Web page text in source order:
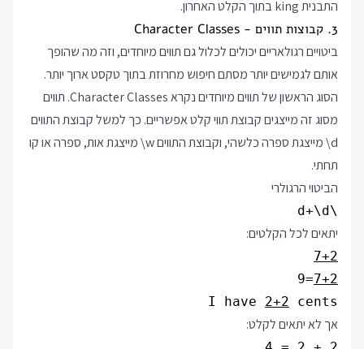
התבנית king בתוך הקלט האחרון.
3. קבוצות תווים - Character Classes
ביטויים רגולאריים יכולים לכלול גם תווים מיוחדים, וזה מה שהופך
אותם לגמישים יותר מסתם חיפוש מחרוזת בתוך טקסט ארוך יותר.
הסוג הראשון של תווים מיוחדים נקרא Character Classes. תווים
מסוג זה מייצגים קבוצת תווי קלט אפשריים. כך למשל קבוצת התווים
\dמייצגת ספרה כלשהי, וקבוצת התווים\wמייצגת אות, ספרה או קו
תחתי.
הביטוי הרגולרי
\d+\d
יתאים לכל הקלטים:
7+2
7+2
I have 2+2 cents
אך לא יתאים לקלט: